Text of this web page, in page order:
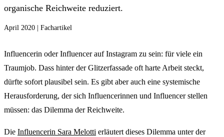
organische Reichweite reduziert.
April 2020 | Fachartikel
Influencerin oder Influencer auf Instagram zu sein: für viele ein
Traumjob. Dass hinter der Glitzerfassade oft harte Arbeit steckt,
dürfte sofort plausibel sein. Es gibt aber auch eine systemische
Herausforderung, der sich Influencerinnen und Influencer stellen
müssen: das Dilemma der Reichweite.
Die Influencerin Sara Melotti erläutert dieses Dilemma unter der